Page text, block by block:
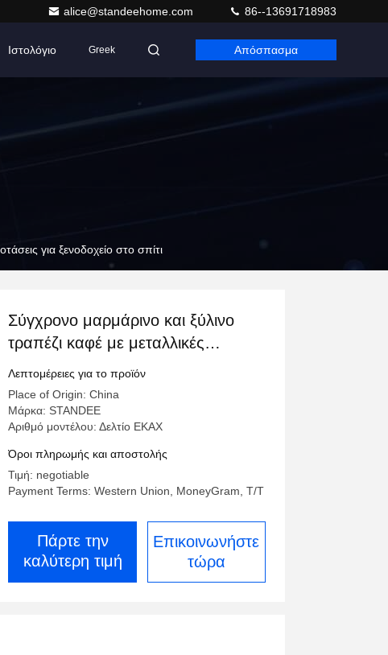
alice@standeehome.com 86--13691718983
Ιστολόγιο Greek Απόσπασμα
για ξενοδοχείο στο σπίτι
Σύγχρονο μαρμάρινο και ξύλινο
τραπέζι καφέ με μεταλλικές
προτάσεις για ξενοδοχείο στο σπίτι
Λεπτομέρειες για το προϊόν
Place of Origin: China
Μάρκα: STANDEE
Αριθμό μοντέλου: Δελτίο ΕΚΑΧ
Όροι πληρωμής και αποστολής
Τιμή: negotiable
Payment Terms: Western Union, MoneyGram, T/T
Πάρτε την
καλύτερη τιμή
Επικοινωνήστε
τώρα